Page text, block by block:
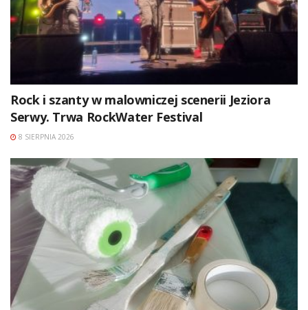
Rock i szanty w malowniczej scenerii Jeziora
Serwy. Trwa RockWater Festival
8 SIERPNIA 2026